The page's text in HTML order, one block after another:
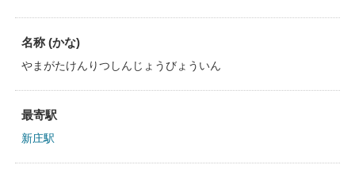
名称 (かな)
やまがたけんりつしんじょうびょういん
最寄駅
新庄駅